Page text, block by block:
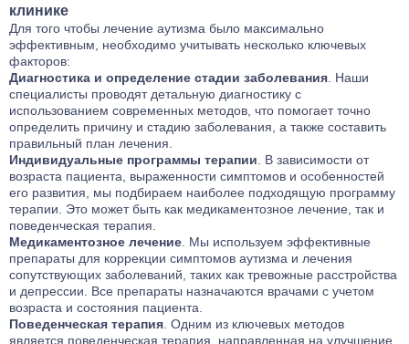
клинике
Для того чтобы лечение аутизма было максимально
эффективным, необходимо учитывать несколько ключевых
факторов:
Диагностика и определение стадии заболевания . Наши
специалисты проводят детальную диагностику с
использованием современных методов, что помогает точно
определить причину и стадию заболевания, а также составить
правильный план лечения.
Индивидуальные программы терапии . В зависимости от
возраста пациента, выраженности симптомов и особенностей
его развития, мы подбираем наиболее подходящую программу
терапии. Это может быть как медикаментозное лечение, так и
поведенческая терапия.
Медикаментозное лечение . Мы используем эффективные
препараты для коррекции симптомов аутизма и лечения
сопутствующих заболеваний, таких как тревожные расстройства
и депрессии. Все препараты назначаются врачами с учетом
возраста и состояния пациента.
Поведенческая терапия . Одним из ключевых методов
является поведенческая терапия, направленная на улучшение